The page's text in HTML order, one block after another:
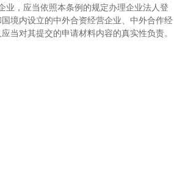
业，应当依照本条例的规定办理企业法人登
境内设立的中外合资经营企业、中外合作经
当对其提交的申请材料内容的真实性负责。